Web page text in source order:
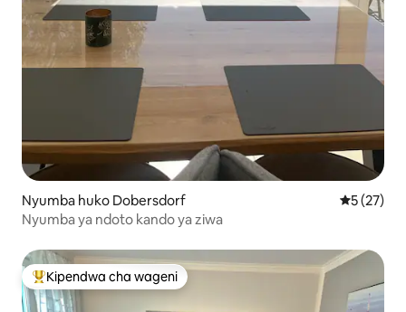
Nyumba huko Dobersdorf Ukadiriaji
5 (27)
Nyumba ya ndoto kando ya ziwa
Kipendwa maarufu cha wageni
Kipendwa cha wageni